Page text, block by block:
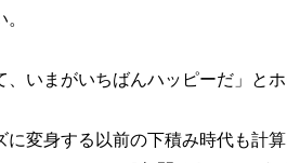
、いまがいちばんハッピーだ」とホ
変身する以前の下積み時代も計